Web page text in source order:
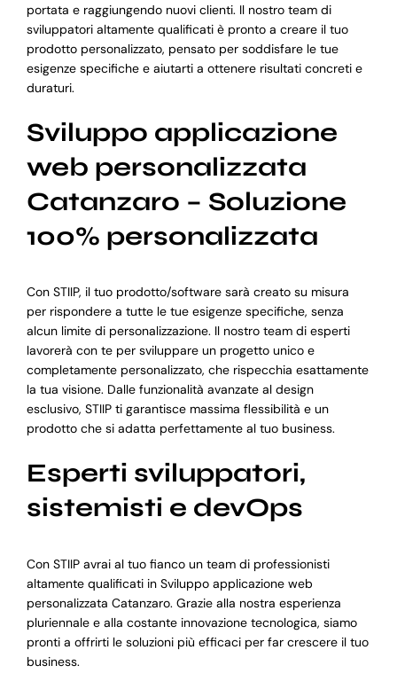
portata e raggiungendo nuovi clienti. Il nostro team di
sviluppatori altamente qualificati è pronto a creare il tuo
prodotto personalizzato, pensato per soddisfare le tue
esigenze specifiche e aiutarti a ottenere risultati concreti e
duraturi.
Sviluppo applicazione
web personalizzata
Catanzaro – Soluzione
100% personalizzata
Con STIIP, il tuo prodotto/software sarà creato su misura
per rispondere a tutte le tue esigenze specifiche, senza
alcun limite di personalizzazione. Il nostro team di esperti
lavorerà con te per sviluppare un progetto unico e
completamente personalizzato, che rispecchia esattamente
la tua visione. Dalle funzionalità avanzate al design
esclusivo, STIIP ti garantisce massima flessibilità e un
prodotto che si adatta perfettamente al tuo business.
Esperti sviluppatori,
sistemisti e devOps
Con STIIP avrai al tuo fianco un team di professionisti
altamente qualificati in Sviluppo applicazione web
personalizzata Catanzaro. Grazie alla nostra esperienza
pluriennale e alla costante innovazione tecnologica, siamo
pronti a offrirti le soluzioni più efficaci per far crescere il tuo
business.